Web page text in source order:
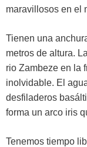
maravillosos en el
Tienen una
metros de altura.
rio Zambeze en la
inolvidable. El
desfiladeros
forma un arco iris
Tenemos tiempo